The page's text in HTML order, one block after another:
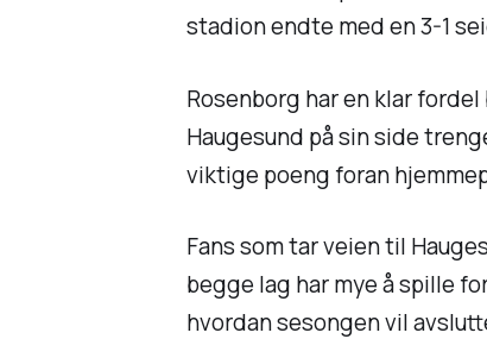
stadion endte med en 3-1
Rosenborg har en klar
Haugesund på sin side
viktige poeng foran
Fans som tar veien til
begge lag har mye å spille
hvordan sesongen vil